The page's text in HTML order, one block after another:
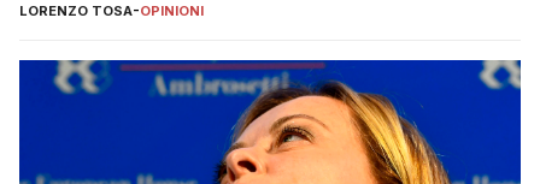
copione
LORENZO TOSA-OPINIONI